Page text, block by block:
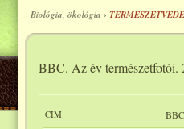
Biológia, ökológia ›
BBC. Az év természetfotói.
CÍM: